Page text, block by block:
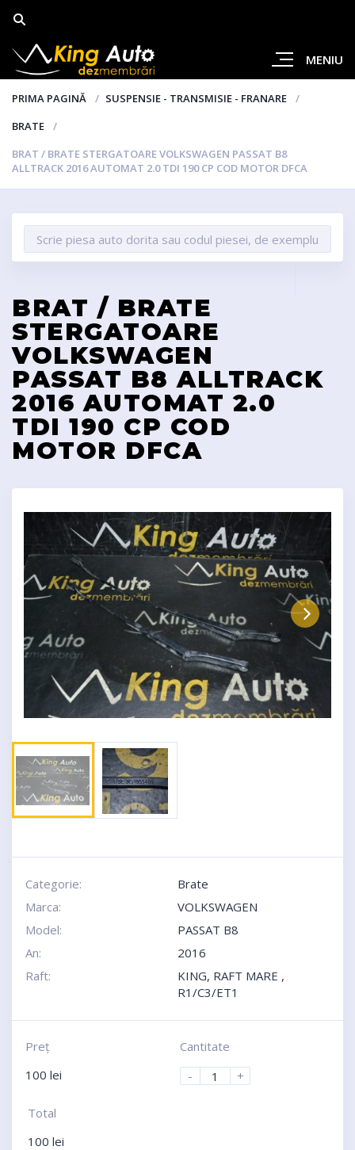
MENIU
PRIMA PAGINĂ
SUSPENSIE - TRANSMISIE - FRANARE
BRATE
BRAT / BRATE STERGATOARE VOLKSWAGEN PASSAT B8
ALLTRACK 2016 AUTOMAT 2.0 TDI 190 CP COD MOTOR DFCA
BRAT / BRATE
STERGATOARE
VOLKSWAGEN
PASSAT B8 ALLTRACK
2016 AUTOMAT 2.0
TDI 190 CP COD
MOTOR DFCA
Next
Categorie:
Brate
Marca:
VOLKSWAGEN
Model:
PASSAT B8
An:
2016
Raft:
KING, RAFT MARE ,
R1/C3/ET1
Preţ
100 lei
Cantitate
-
+
Total
100 lei